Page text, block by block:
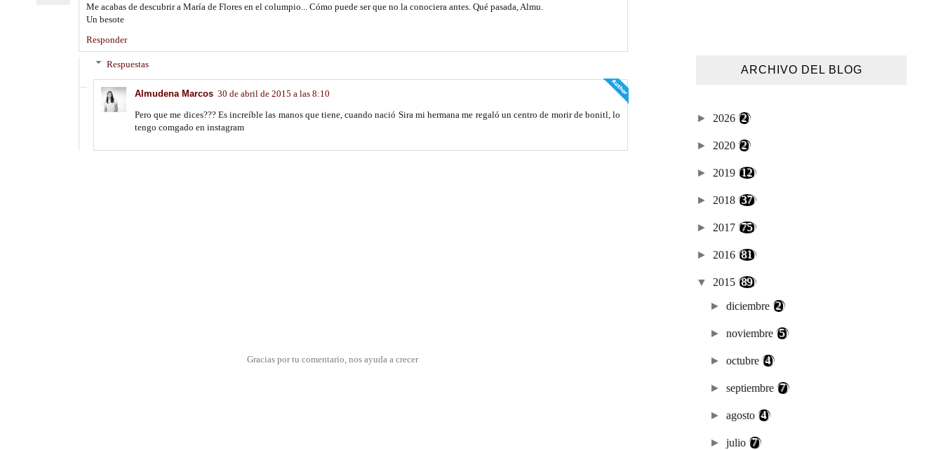
Me acabas de descubrir a María de Flores en el columpio... Cómo puede ser que no la conociera antes. Qué pasada, Almu.
Un besote
Responder
Respuestas
Almudena Marcos 30 de abril de 2015 a las 8:10
Pero que me dices??? Es increíble las manos que tiene, cuando nació Sira mi hermana me regaló un centro de morir de bonitl, lo
tengo comgado en instagram
Gracias por tu comentario, nos ayuda a crecer
ARCHIVO DEL BLOG
► 2026 (2)
► 2020 (2)
► 2019 (12)
► 2018 (37)
► 2017 (75)
► 2016 (81)
▼ 2015 (89)
►diciembre(2)
►noviembre(5)
►octubre(4)
►septiembre(7)
►agosto(4)
►julio(7)